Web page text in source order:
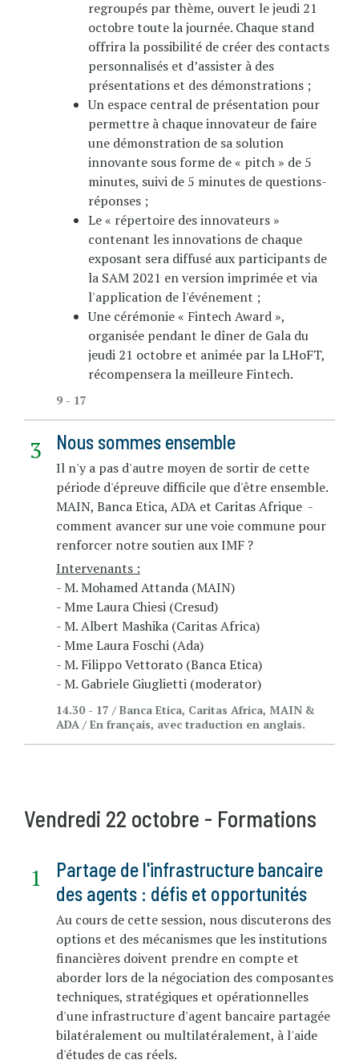
regroupés par thème, ouvert le jeudi 21
octobre toute la journée. Chaque stand
offrira la possibilité de créer des contacts
personnalisés et d’assister à des
présentations et des démonstrations ;
Un espace central de présentation pour
permettre à chaque innovateur de faire
une démonstration de sa solution
innovante sous forme de « pitch » de 5
minutes, suivi de 5 minutes de questions-
réponses ;
Le « répertoire des innovateurs »
contenant les innovations de chaque
exposant sera diffusé aux participants de
la SAM 2021 en version imprimée et via
l'application de l'événement ;
Une cérémonie « Fintech Award »,
organisée pendant le dîner de Gala du
jeudi 21 octobre et animée par la LHoFT,
récompensera la meilleure Fintech.
9 - 17
Nous sommes ensemble
Il n'y a pas d'autre moyen de sortir de cette
période d'épreuve difficile que d'être ensemble.
MAIN, Banca Etica, ADA et Caritas Afrique -
comment avancer sur une voie commune pour
renforcer notre soutien aux IMF ?
Intervenants :
- M. Mohamed Attanda (MAIN)
- Mme Laura Chiesi (Cresud)
- M. Albert Mashika (Caritas Africa)
- Mme Laura Foschi (Ada)
- M. Filippo Vettorato (Banca Etica)
- M. Gabriele Giuglietti (moderator)
14.30 - 17 / Banca Etica, Caritas Africa, MAIN &
ADA / En français, avec traduction en anglais.
Vendredi 22 octobre - Formations
Partage de l'infrastructure bancaire
des agents : défis et opportunités
Au cours de cette session, nous discuterons des
options et des mécanismes que les institutions
financières doivent prendre en compte et
aborder lors de la négociation des composantes
techniques, stratégiques et opérationnelles
d'une infrastructure d'agent bancaire partagée
bilatéralement ou multilatéralement, à l'aide
d'études de cas réels.